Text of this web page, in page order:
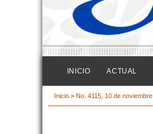
INICIO ACTUAL
Inicio > No. 4115, 10 de